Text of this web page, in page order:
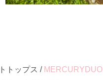
トップス / MERCURYDUO